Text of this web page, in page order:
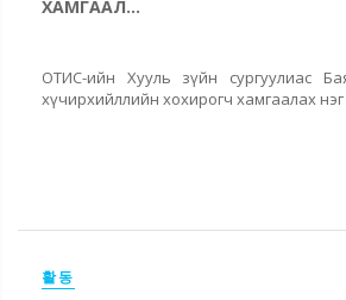
ХАМГААЛ...
ОТИС-ийн Хууль зүйн сургуулиас
хүчирхийллийн хохирогч хамгаалах
활동